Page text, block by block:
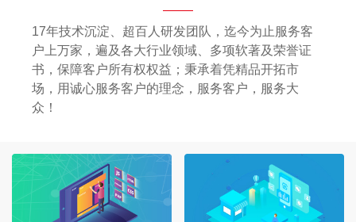
17年技术沉淀、超百人研发团队，迄今为止服务客
户上万家，遍及各大行业领域、多项软著及荣誉证
书，保障客户所有权权益；秉承着凭精品开拓市
场，用诚心服务客户的理念，服务客户，服务大
众！